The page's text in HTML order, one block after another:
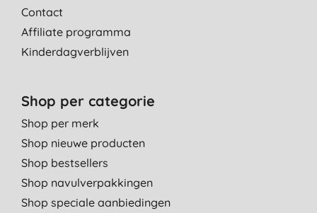
Contact
Affiliate programma
Kinderdagverblijven
Shop per categorie
Shop per merk
Shop nieuwe producten
Shop bestsellers
Shop navulverpakkingen
Shop speciale aanbiedingen